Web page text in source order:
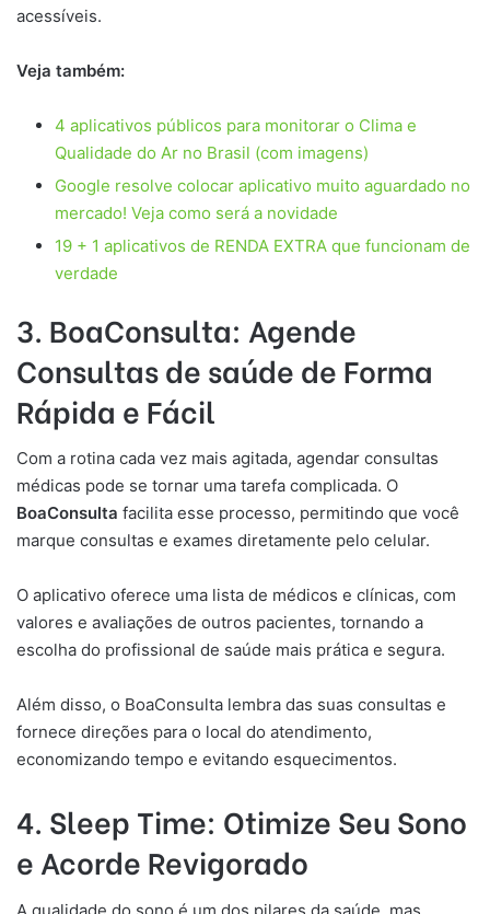
acessíveis.
Veja também:
4 aplicativos públicos para monitorar o Clima e
Qualidade do Ar no Brasil (com imagens)
Google resolve colocar aplicativo muito aguardado no
mercado! Veja como será a novidade
19 + 1 aplicativos de RENDA EXTRA que funcionam de
verdade
3. BoaConsulta: Agende
Consultas de saúde de Forma
Rápida e Fácil
Com a rotina cada vez mais agitada, agendar consultas
médicas pode se tornar uma tarefa complicada. O
BoaConsulta facilita esse processo, permitindo que você
marque consultas e exames diretamente pelo celular.
O aplicativo oferece uma lista de médicos e clínicas, com
valores e avaliações de outros pacientes, tornando a
escolha do profissional de saúde mais prática e segura.
Além disso, o BoaConsulta lembra das suas consultas e
fornece direções para o local do atendimento,
economizando tempo e evitando esquecimentos.
4. Sleep Time: Otimize Seu Sono
e Acorde Revigorado
A qualidade do sono é um dos pilares da saúde, mas